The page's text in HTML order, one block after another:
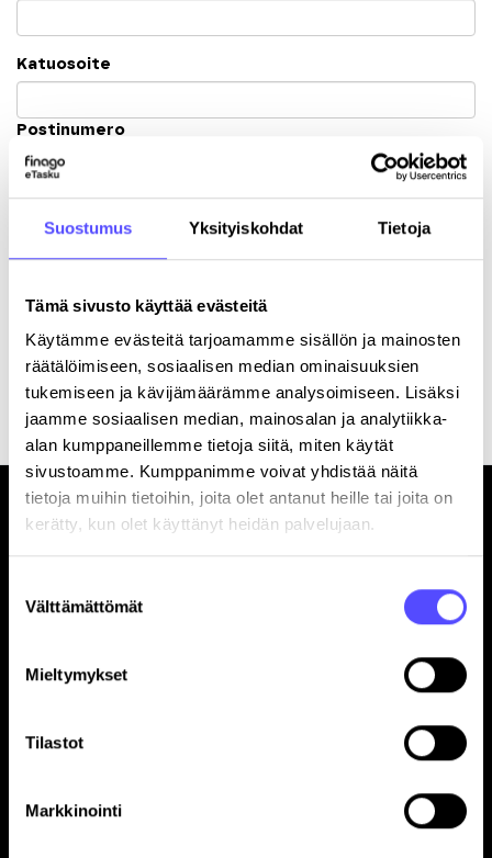
Suostumus Yksityiskohdat Tietoja
Tämä sivusto käyttää evästeitä
Käytämme evästeitä tarjoamamme sisällön ja mainosten
räätälöimiseen, sosiaalisen median ominaisuuksien
tukemiseen ja kävijämäärämme analysoimiseen. Lisäksi
jaamme sosiaalisen median, mainosalan ja analytiikka-
alan kumppaneillemme tietoja siitä, miten käytät
sivustoamme. Kumppanimme voivat yhdistää näitä
tietoja muihin tietoihin, joita olet antanut heille tai joita on
kerätty, kun olet käyttänyt heidän palvelujaan.
valinta
Välttämättömät
Mieltymykset
Tilastot
Markkinointi
Katuosoite
Postinumero
Kaupunki
Rekisteröitymällä hyväksyt palvelunkäyttöehdot.
Hinnasto
Referenssit